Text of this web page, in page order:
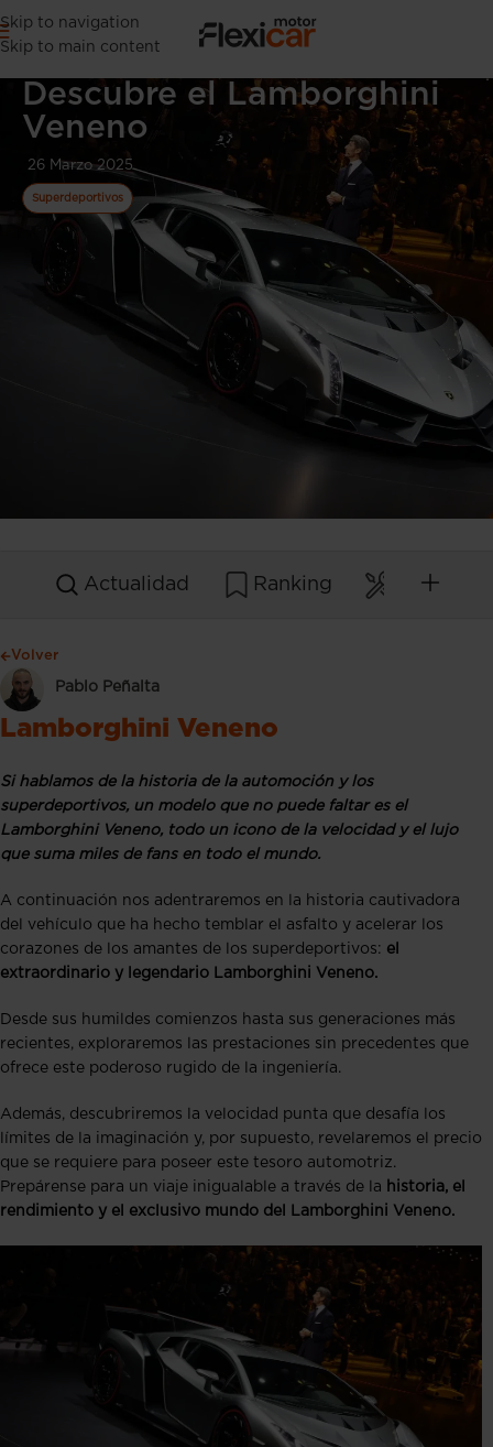
Skip to navigation
Skip to main content
Descubre el Lamborghini
Veneno
26 Marzo 2025
Superdeportivos
Actualidad Ranking
Volver
Pablo Peñalta
Lamborghini Veneno
Si hablamos de la historia de la automoción y los
superdeportivos, un modelo que no puede faltar es el
Lamborghini Veneno, todo un icono de la velocidad y el lujo
que suma miles de fans en todo el mundo.
A continuación nos adentraremos en la historia cautivadora
del vehículo que ha hecho temblar el asfalto y acelerar los
corazones de los amantes de los superdeportivos: el
extraordinario y legendario Lamborghini Veneno.
Desde sus humildes comienzos hasta sus generaciones más
recientes, exploraremos las prestaciones sin precedentes que
ofrece este poderoso rugido de la ingeniería.
Además, descubriremos la velocidad punta que desafía los
límites de la imaginación y, por supuesto, revelaremos el precio
que se requiere para poseer este tesoro automotriz.
Prepárense para un viaje inigualable a través de la historia, el
rendimiento y el exclusivo mundo del Lamborghini Veneno.